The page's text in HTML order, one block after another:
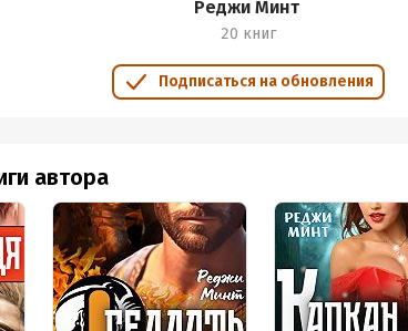
Реджи Минт
20 книг
Подписаться на обновления
автора